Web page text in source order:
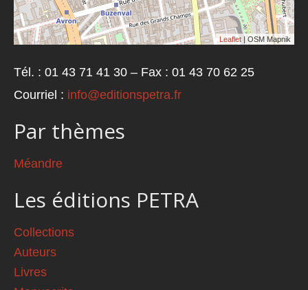
Leaflet | OSM Mapnik
Tél. : 01 43 71 41 30 – Fax : 01 43 70 62 25
Courriel : info@editionspetra.fr
Par thèmes
Méandre
Les éditions PETRA
Collections
Auteurs
Livres